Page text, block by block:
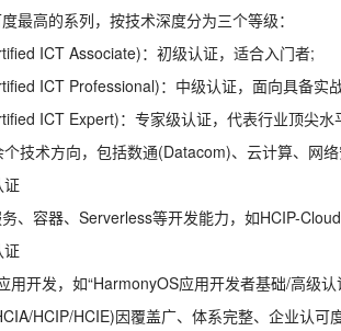
最高的系列，按技术深度分为三个等级：
ICT Associate)：初级认证，适合入门者;
ICT Professional)：中级认证，面向具备实
ICT Expert)：专家级认证，代表行业顶尖水
技术方向，包括数通(Datacom)、云计算、网
证
、容器、Serverless等开发能力，如HCIP-
证
用开发，如“HarmonyOS应用开发者基础/高级认
HCIP/HCIE)因覆盖广、体系完整、企业认可